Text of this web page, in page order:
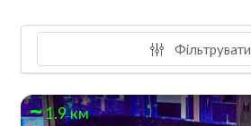
Фільтрувати
1.9 км